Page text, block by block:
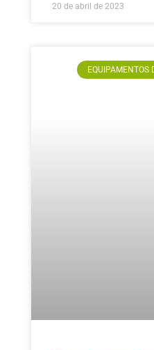
20 de abril de 2023
EQUIPAMENTOS